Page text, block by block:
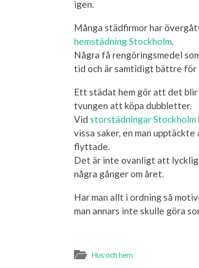
igen.
Många städfirmor har
hemstädning Stockholm
Några få rengöringsmedel
tid och är samtidigt bättre för
Ett städat hem gör att det
tvungen att köpa dubbletter.
Vid storstädningar Stockholm
vissa saker, en man
flyttade.
Det är inte ovanligt att
några gånger om året.
Har man allt i ordning så
man annars inte skulle göra
Hus och hem